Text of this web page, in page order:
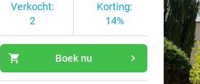
Verkocht:
2
Korting:
14%
shopping_cart navigate_next
Boek nu